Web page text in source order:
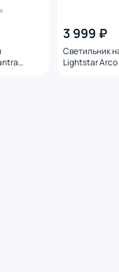
3 999 ₽
Светильник
Lightstar Arco